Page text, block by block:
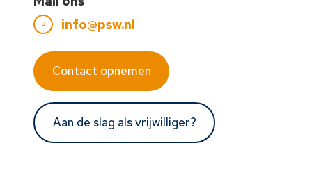
info@psw.nl
Contact opnemen
Aan de slag als vrijwilliger?